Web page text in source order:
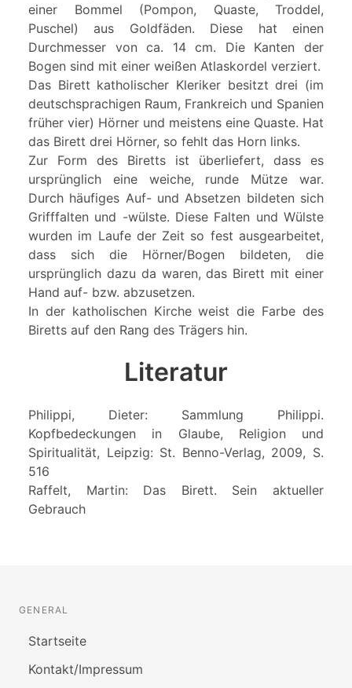
einer Bommel (Pompon, Quaste, Troddel,
Puschel) aus Goldfäden. Diese hat einen
Durchmesser von ca. 14 cm. Die Kanten der
Bogen sind mit einer weißen Atlaskordel verziert.
Das Birett katholischer Kleriker besitzt drei (im
deutschsprachigen Raum, Frankreich und Spanien
früher vier) Hörner und meistens eine Quaste. Hat
das Birett drei Hörner, so fehlt das Horn links.
Zur Form des Biretts ist überliefert, dass es
ursprünglich eine weiche, runde Mütze war.
Durch häufiges Auf- und Absetzen bildeten sich
Grifffalten und -wülste. Diese Falten und Wülste
wurden im Laufe der Zeit so fest ausgearbeitet,
dass sich die Hörner/Bogen bildeten, die
ursprünglich dazu da waren, das Birett mit einer
Hand auf- bzw. abzusetzen.
In der katholischen Kirche weist die Farbe des
Biretts auf den Rang des Trägers hin.
Literatur
Philippi, Dieter: Sammlung Philippi.
Kopfbedeckungen in Glaube, Religion und
Spiritualität, Leipzig: St. Benno-Verlag, 2009, S.
516
Raffelt, Martin: Das Birett. Sein aktueller
Gebrauch
GENERAL
Startseite
Kontakt/Impressum